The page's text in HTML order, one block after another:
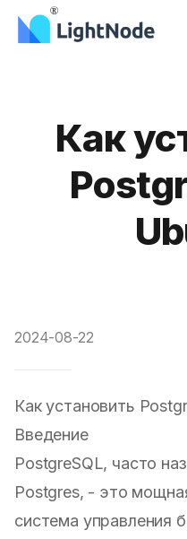
Как
2024-08-22
Как установить
Введение
PostgreSQL, часто
Postgres, - это
система управления